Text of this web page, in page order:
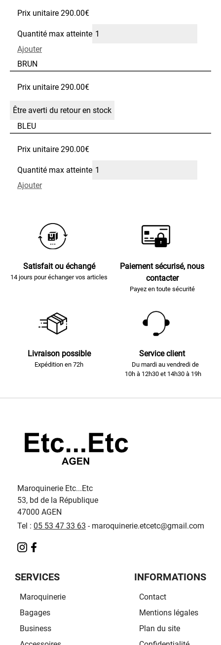
Prix unitaire 290.00€
Quantité max atteinte
Ajouter
BRUN
Prix unitaire 290.00€
BLEU
Prix unitaire 290.00€
Quantité max atteinte
Ajouter
Satisfait ou échangé
14 jours pour échanger vos articles
Paiement sécurisé, nous
contacter
Payez en toute sécurité
Livraison possible
Expédition en 72h
Service client
Du mardi au vendredi de
10h à 12h30 et 14h30 à 19h
Maroquinerie Etc...Etc
53, bd de la République
47000 AGEN
Tel : 05 53 47 33 63 - maroquinerie.etcetc@gmail.com
SERVICES
Maroquinerie
Bagages
Business
INFORMATIONS
Contact
Mentions légales
Plan du site